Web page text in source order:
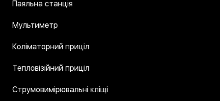
Паяльна станція
Мультиметр
Коліматорний приціл
Тепловізійний приціл
Струмовимірювальні кліщі